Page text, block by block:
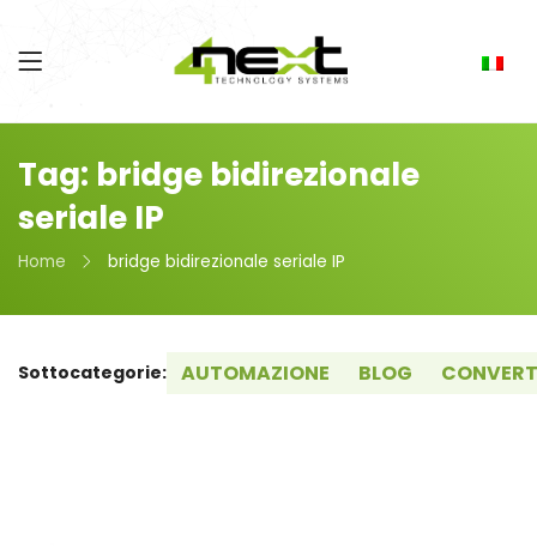
Tag: bridge bidirezionale
seriale IP
Home bridge bidirezionale seriale IP
Sottocategorie: AUTOMAZIONE BLOG